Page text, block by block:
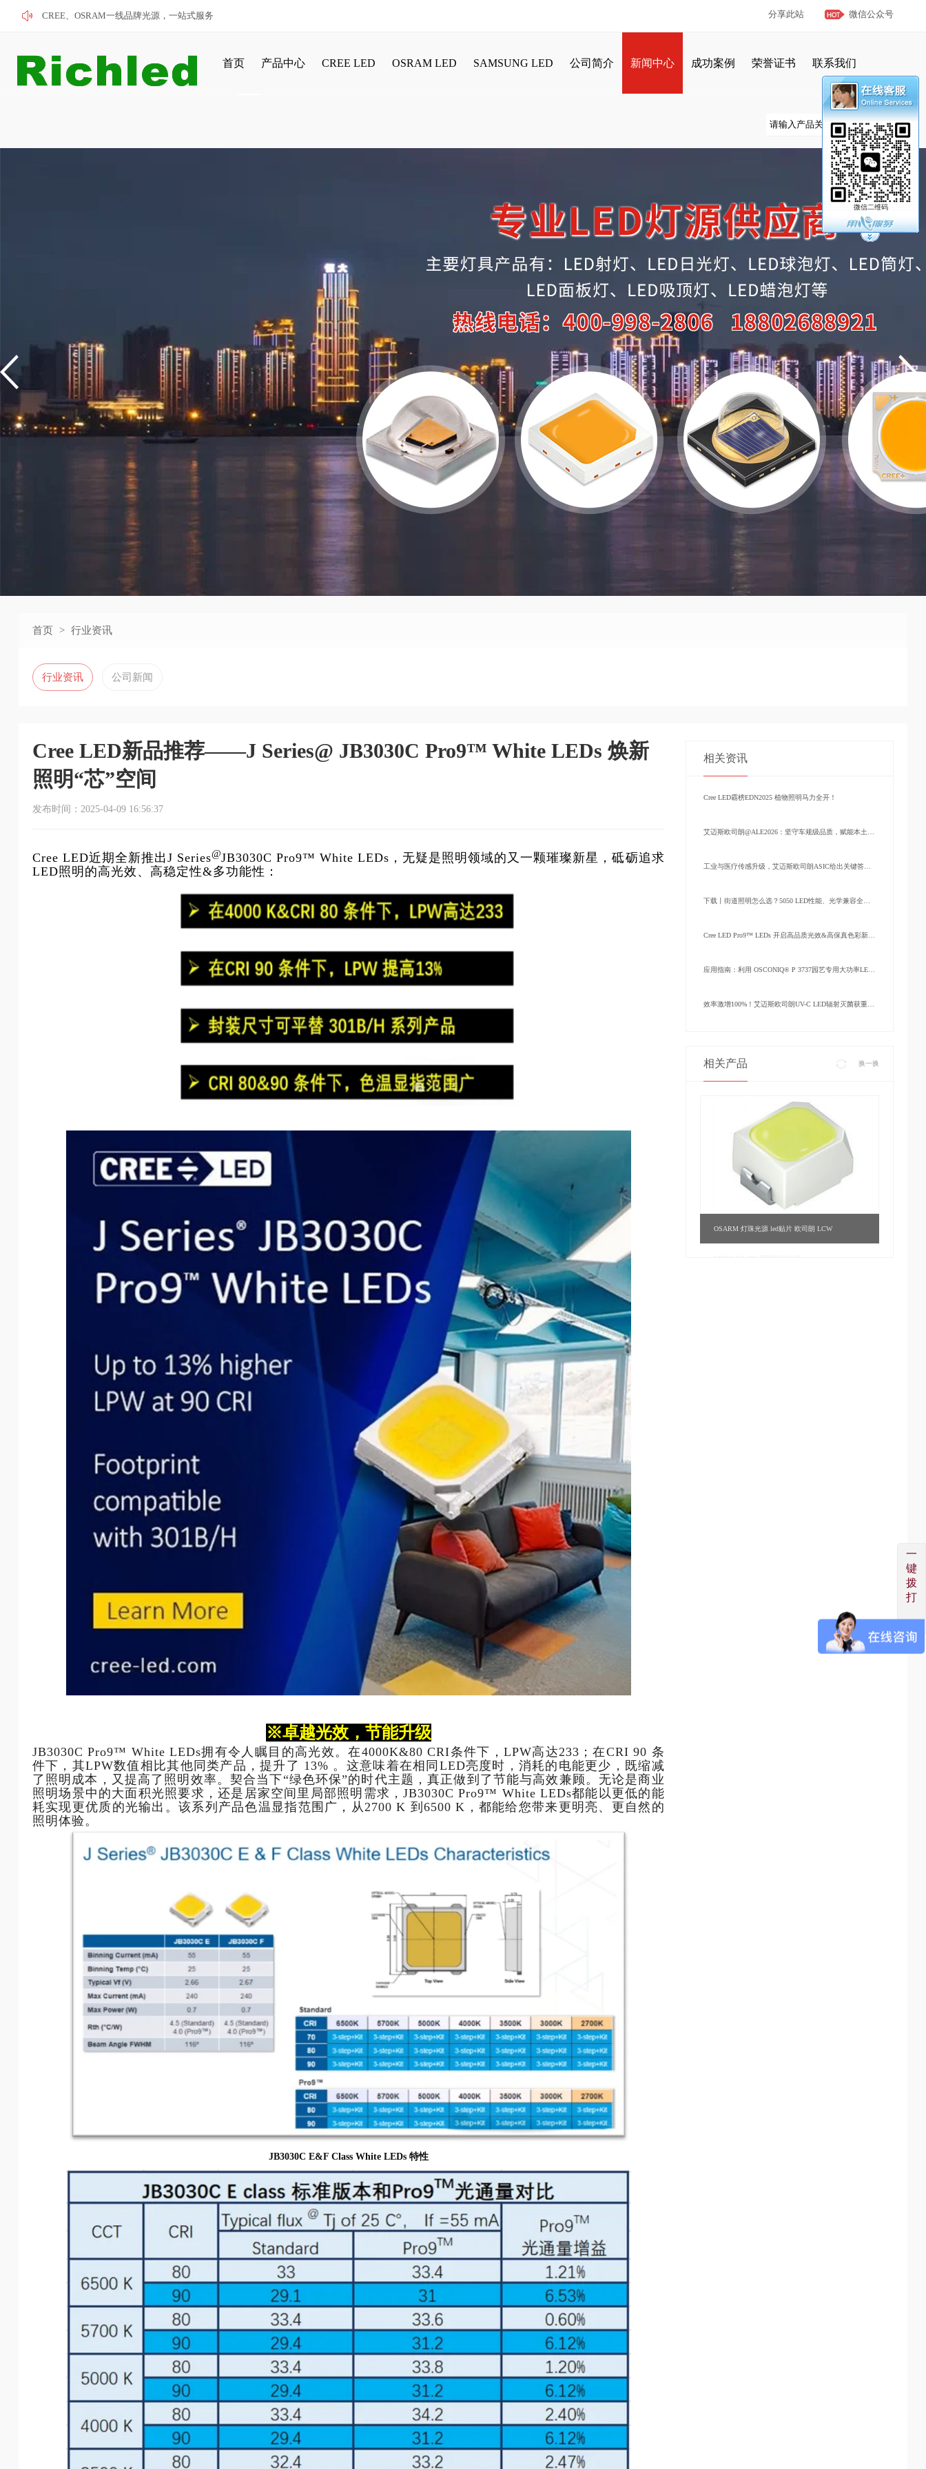
微信二维码
CREE、OSRAM一线品牌光源，一站式服务 分享此站 微信公众号
首页 产品中心 CREE LED OSRAM LED SAMSUNG LED 公司简介 新闻中心 成功案例 荣誉证书 联系我们
首页 > 行业资讯
行业资讯 公司新闻
Cree LED新品推荐——J Series@ JB3030C Pro9™ White LEDs 焕新
照明“芯”空间
发布时间：2025-04-09 16:56:37
Cree LED近期全新推出J Series@JB3030C Pro9™ White LEDs，无疑是照明领域的又一颗璀璨新星，砥砺追求
LED照明的高光效、高稳定性&多功能性：
※卓越光效，节能升级
JB3030C Pro9™ White LEDs拥有令人瞩目的高光效。在4000K&80 CRI条件下， LPW高达233 ；在CRI 90 条
件下，其LPW数值相比其他同类产品，提升了 13% 。这意味着在相同 LED亮度时，消耗的电能更少，既缩减
了照明成本，又提高了照明效率。契合当下“绿色环保”的时代主题，真正做到了节能与高效兼顾。无论是商业
照明场景中的大面积光照要求，还是居家空间里局部照明需求，JB3030C Pro9™ White LEDs都能以更低的能
耗实现更优质的光输出。该系列产品色温显指范围广，从2700 K 到 6500 K ，都能给您带来更明亮、更自然的
照明体验。
JB3030C E&F Class White LEDs 特性
相关资讯
Cree LED霸榜EDN2025 植物照明马力全开！
工业与医疗传感升级，艾迈斯欧司朗ASIC给出关键答案！
下载丨街道照明怎么选？5050 LED性能、光学兼容全面升级
Cree LED Pro9™ LEDs 开启高品质光效&高保真色彩新篇章
应用指南：利用 OSCONIQ® P 3737园艺专用大功率LED提升作物产量与照明效率
效率激增100%！艾迈斯欧司朗UV-C LED辐射灭菌获重大突破
相关产品 换一换
OSARM 灯珠光源 led贴片 欧司朗 LCW
一
键
拨
打